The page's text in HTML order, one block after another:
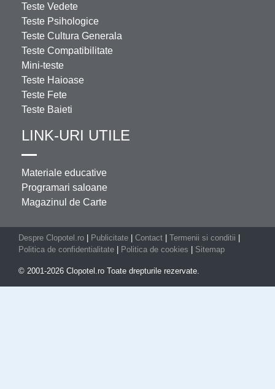
Teste Vedete
Teste Psihologice
Teste Cultura Generala
Teste Compatibilitate
Mini-teste
Teste Haioase
Teste Fete
Teste Baieti
LINK-URI UTILE
Materiale educative
Programari saloane
Magazinul de Carte
Despre Clopotel.ro | Publicitate | Contact | Termenii si conditii |
Politica de confidentialitate | Politica de cookies | Sitemap
© 2001-2026 Clopotel.ro Toate drepturile rezervate.